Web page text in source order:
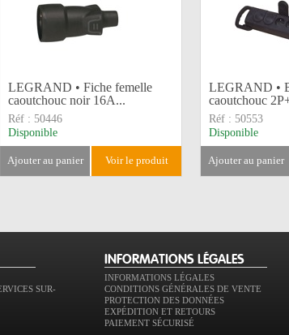
LEGRAND • Fiche femelle
caoutchouc noir 16A...
Réf : 50446
Disponible
ajouter au panier voir le produit
LEGRAND •
caoutchouc
Réf : 50553
Disponible
ajouter au panier
SUR-
INFORMATIONS LÉGALES
INFORMATIONS LÉGALES
CONDITIONS GÉNÉRALES DE VENTE
PROTECTION DES DONNÉES
EXPÉDITION ET RETOURS
PAIEMENT SÉCURISÉ